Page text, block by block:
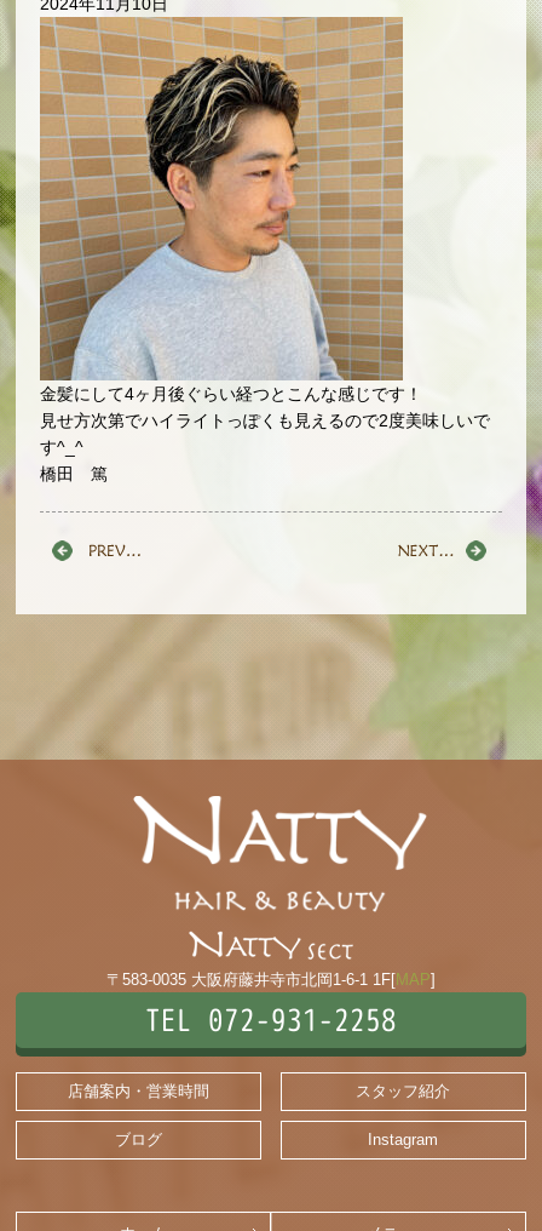
2024年11月10日
金髪にして4ヶ月後ぐらい経つとこんな感じです！
見せ方次第でハイライトっぽくも見えるので2度美味しいで
す^_^
橋田 篤
〒583-0035 大阪府藤井寺市北岡1-6-1 1F[MAP]
TEL 072-931-2258
店舗案内・営業時間 スタッフ紹介
ブログ Instagram